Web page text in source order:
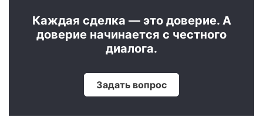
Каждая сделка — это доверие. А
доверие начинается с честного
диалога.
Задать вопрос